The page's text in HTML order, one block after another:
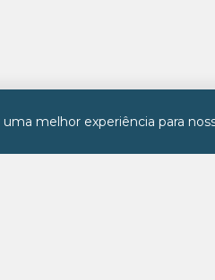
melhor experiência para